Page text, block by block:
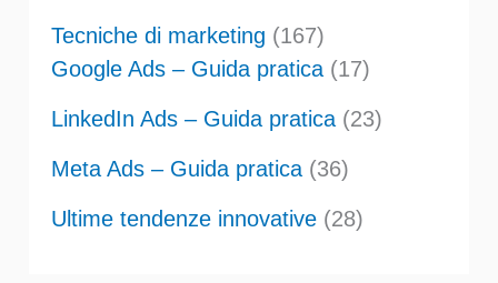
Tecniche di marketing (167)
Google Ads – Guida pratica(17)
LinkedIn Ads – Guida pratica(23)
Meta Ads – Guida pratica(36)
Ultime tendenze innovative(28)